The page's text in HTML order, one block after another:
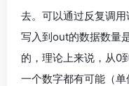
去。可以通过反复调用
写入到out的数据数量
的，理论上来说，从
一个数字都有可能（